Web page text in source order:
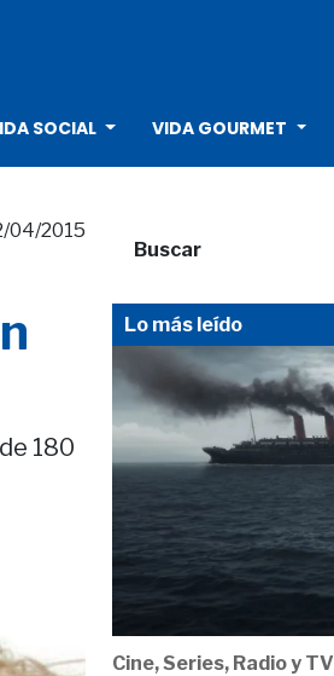
SOCIAL VIDA GOURMET
04/2015
180
Buscar
Lo más leído
Cine, Series, Radio y TV